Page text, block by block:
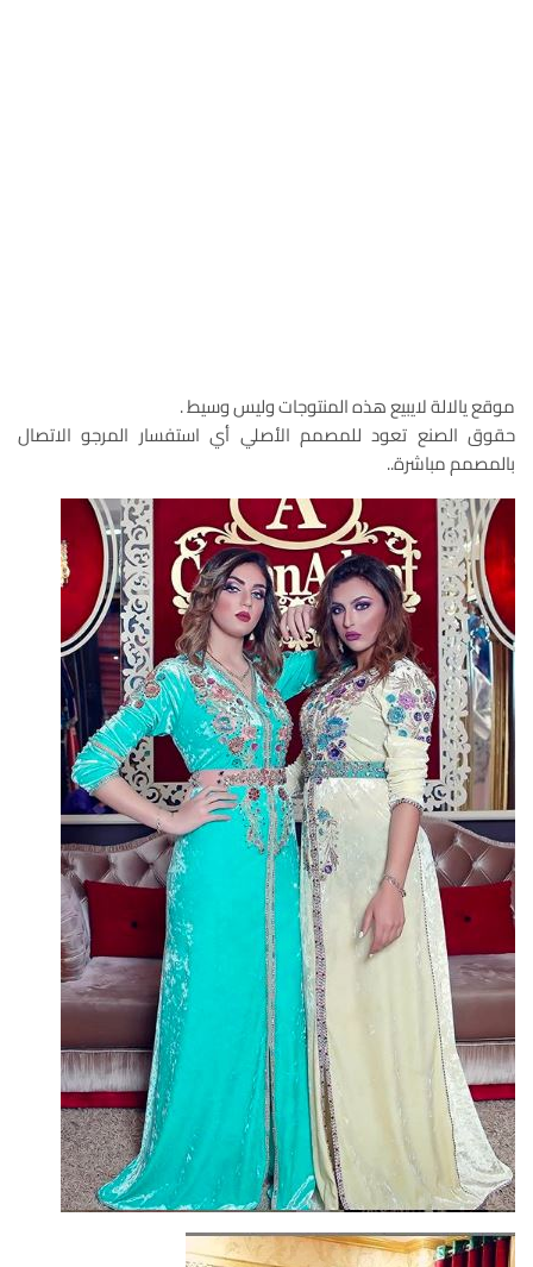
موقع يالالة لايبيع هذه المنتوجات وليس وسيط .
حقوق الصنع تعود للمصمم الأصلي أي استفسار المرجو الاتصال
بالمصمم مباشرة..